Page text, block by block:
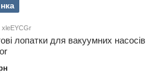
xleEYCGr
лопатки для вакуумних насосів